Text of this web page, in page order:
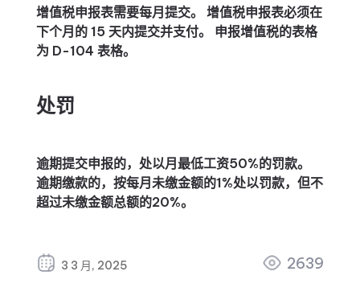
增值税申报表需要每月提交。 增值税申报表必须在
下个月的 15 天内提交并支付。 申报增值税的表格
为 D-104 表格。
处罚
逾期提交申报的，处以月最低工资50%的罚款。
逾期缴款的，按每月未缴金额的1%处以罚款，但不
超过未缴金额总额的20%。
3 3 月, 2025 2639